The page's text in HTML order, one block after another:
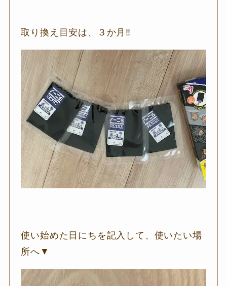
取り換え目安は、３か月‼
使い始めた日にちを記入して、使いたい場
所へ▼